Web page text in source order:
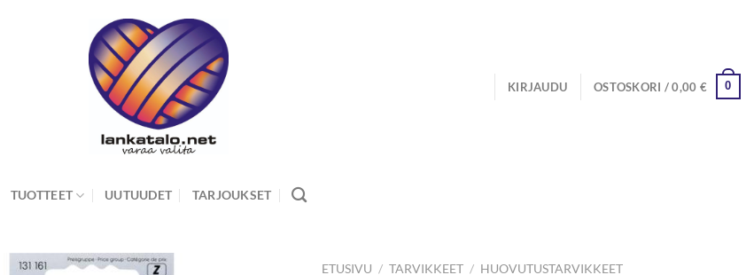
KIRJAUDU OSTOSKORI /0,00 € 0
TUOTTEET UUTUUDET TARJOUKSET
ETUSIVU / TARVIKKEET / HUOVUTUSTARVIKKEET